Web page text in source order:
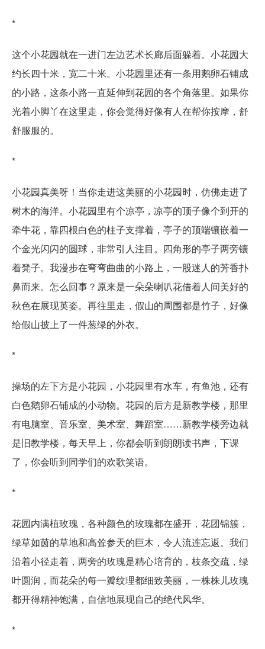
*
这个小花园就在一进门左边艺术长廊后面躲着。小花园大
约长四十米，宽二十米。小花园里还有一条用鹅卵石铺成
的小路，这条小路一直延伸到花园的各个角落里。如果你
光着小脚丫在这里走，你会觉得好像有人在帮你按摩，舒
舒服服的。
*
小花园真美呀！当你走进这美丽的小花园时，仿佛走进了
树木的海洋。小花园里有个凉亭，凉亭的顶子像个到开的
牵牛花，靠四根白色的柱子支撑着，亭子的顶端镶嵌着一
个金光闪闪的圆球，非常引人注目。四角形的亭子两旁镶
着凳子。我漫步在弯弯曲曲的小路上，一股迷人的芳香扑
鼻而来。怎么回事？原来是一朵朵喇叭花借着人间美好的
秋色在展现英姿。再往里走，假山的周围都是竹子，好像
给假山披上了一件葱绿的外衣。
*
操场的左下方是小花园，小花园里有水车，有鱼池，还有
白色鹅卵石铺成的小动物。花园的后方是新教学楼，那里
有电脑室、音乐室、美术室、舞蹈室……新教学楼旁边就
是旧教学楼，每天早上，你都会听到朗朗读书声，下课
了，你会听到同学们的欢歌笑语。
*
花园内满植玫瑰，各种颜色的玫瑰都在盛开，花团锦簇，
绿草如茵的草地和高耸参天的巨木，令人流连忘返。我们
沿着小径走着，两旁的玫瑰是精心培育的，枝条交疏，绿
叶圆润，而花朵的每一瓣纹理都细致美丽，一株株儿玫瑰
都开得精神饱满，自信地展现自己的绝代风华。
*